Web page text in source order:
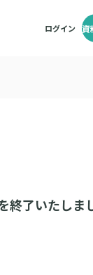
ログイン 資
終了いたしま